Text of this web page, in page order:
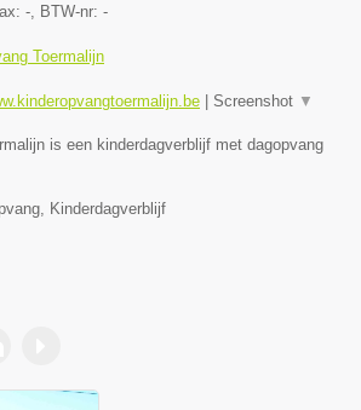
- , BTW-nr: -
Toermalijn
Screenshot ▼
is een kinderdagverblijf met dagopvang
Kinderdagverblijf